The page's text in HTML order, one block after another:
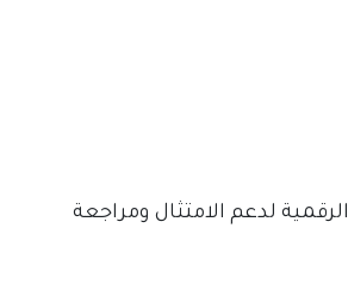
لدعم الامتثال ومراجعة